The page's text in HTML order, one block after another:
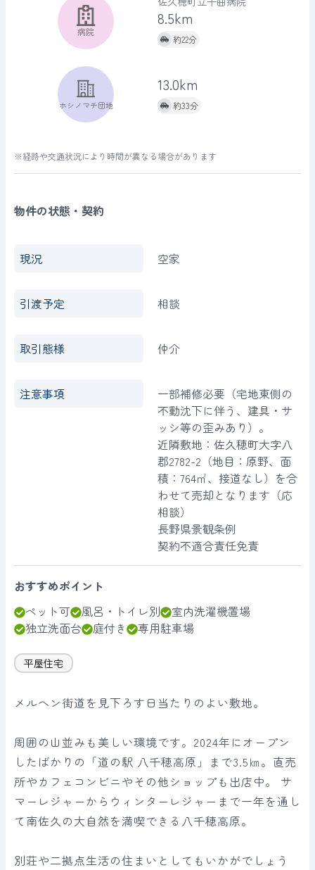
病院
8.5km
約22分
ホシノマチ団地
13.0km
約33分
※経路や交通状況により時間が異なる場合があります
物件の状態・契約
現況 空家
引渡予定 相談
取引態様 仲介
注意事項
一部補修必要（宅地東側の
不動沈下に伴う、建具・サ
ッシ等の歪みあり）。
近隣敷地：佐久穂町大字八
郡2782-2（地目：原野、面
積：764㎡、接道なし）を合
わせて売却となります（応
相談）
長野県景観条例
契約不適合責任免責
おすすめポイント
ペット可
風呂・トイレ別
室内洗濯機置場
独立洗面台
庭付き 専用駐車場
平屋住宅
メルヘン街道を見下ろす日当たりのよい敷地。
周囲の山並みも美しい環境です。2024年にオープン
したばかりの「道の駅 八千穂高原」まで3.5㎞。直売
所やカフェコンビニやその他ショップも出店中。 サ
マーレジャーからウィンターレジャーまで一年を通し
て南佐久の大自然を満喫できる八千穂高原。
別荘や二拠点生活の住まいとしてもいかがでしょう